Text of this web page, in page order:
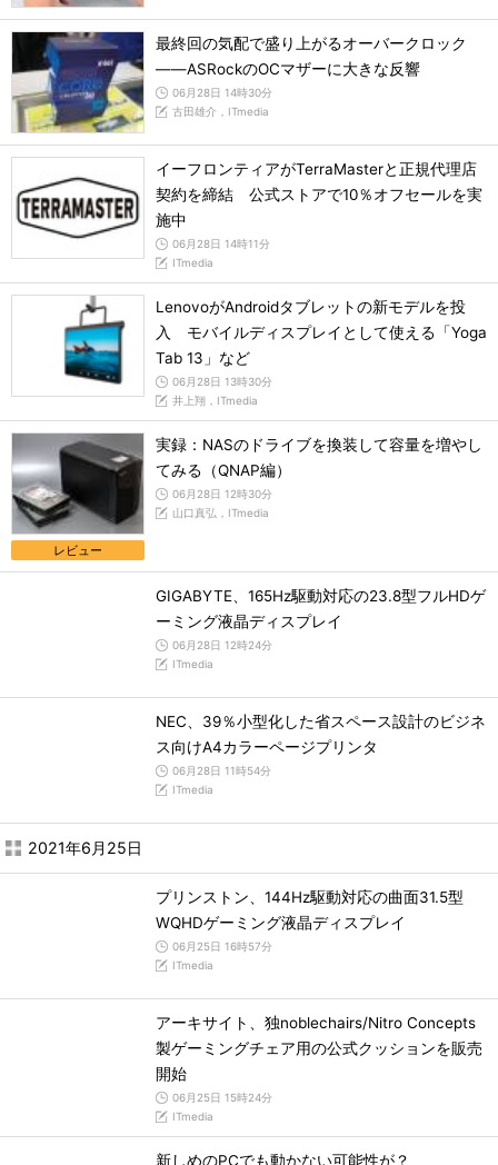
最終回の気配で盛り上がるオーバークロック
――ASRockのOCマザーに大きな反響
06月28日 14時30分
古田雄介，ITmedia
イーフロンティアがTerraMasterと正規代理店
契約を締結 公式ストアで10％オフセールを実
施中
06月28日 14時11分
ITmedia
LenovoがAndroidタブレットの新モデルを投
入 モバイルディスプレイとして使える「Yoga
Tab 13」など
06月28日 13時30分
井上翔，ITmedia
レビュー
実録：NASのドライブを換装して容量を増やし
てみる（QNAP編）
06月28日 12時30分
山口真弘，ITmedia
GIGABYTE、165Hz駆動対応の23.8型フルHDゲ
ーミング液晶ディスプレイ
06月28日 12時24分
ITmedia
NEC、39％小型化した省スペース設計のビジネ
ス向けA4カラーページプリンタ
06月28日 11時54分
ITmedia
2021年6月25日
プリンストン、144Hz駆動対応の曲面31.5型
WQHDゲーミング液晶ディスプレイ
06月25日 16時57分
ITmedia
アーキサイト、独noblechairs/Nitro Concepts
製ゲーミングチェア用の公式クッションを販売
開始
06月25日 15時24分
ITmedia
新しめのPCでも動かない可能性が？